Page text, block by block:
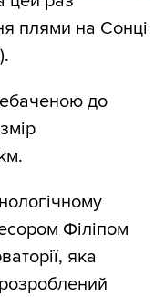
плями на Сонці
до
Філіпом
яка